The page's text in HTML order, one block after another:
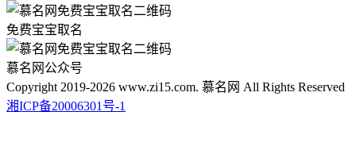
免费宝宝取名
慕名网公众号
Copyright 2019-2026 www.zi15.com. 慕名网 All Rights Reserved
湘ICP备20006301号-1